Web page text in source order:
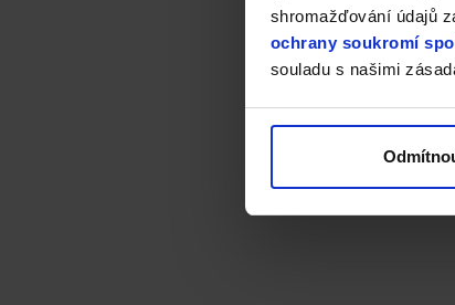
shromažďování údajů
ochrany soukromí
souladu s našimi